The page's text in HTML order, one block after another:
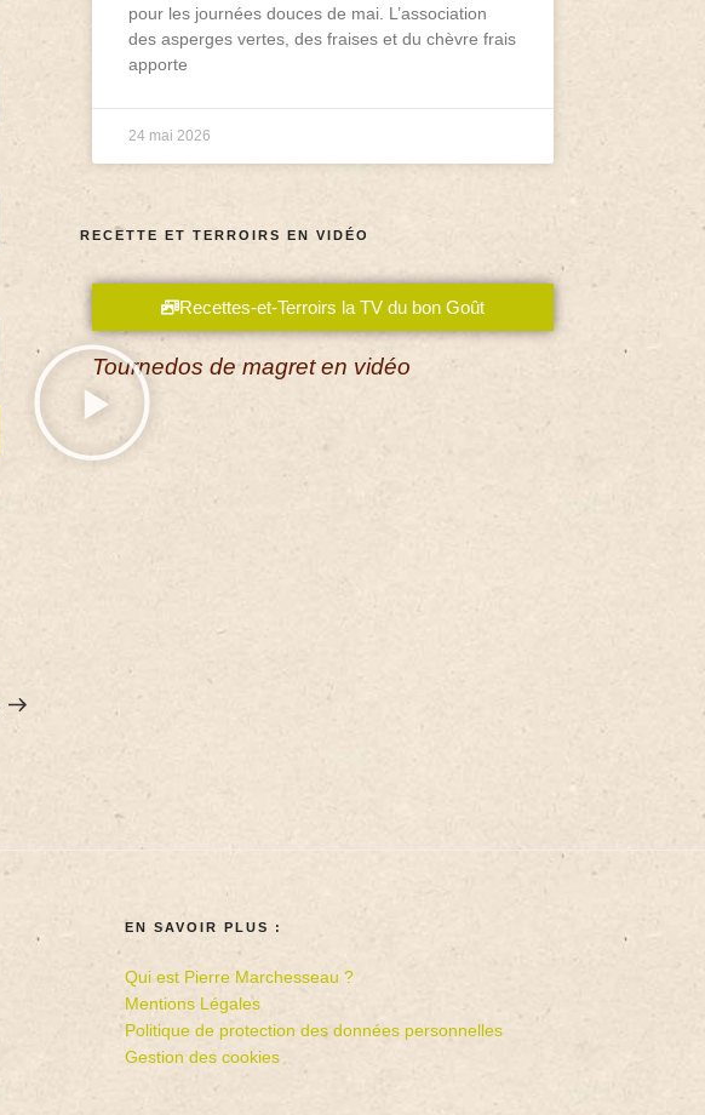
pour les journées douces de mai. L’association
des asperges vertes, des fraises et du chèvre frais
apporte
24 mai 2026
RECETTE ET TERROIRS EN VIDÉO
Recettes-et-Terroirs la TV du bon Goût
Tournedos de magret en vidéo
EN SAVOIR PLUS :
Qui est Pierre Marchesseau ?
Mentions Légales
Politique de protection des données personnelles
Gestion des cookies